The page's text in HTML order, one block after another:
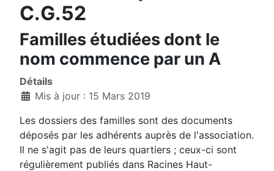
C.G.52
Familles étudiées dont le
nom commence par un A
Détails
Mis à jour : 15 Mars 2019
Les dossiers des familles sont des documents
déposés par les adhérents auprès de l'association.
Il ne s'agit pas de leurs quartiers ; ceux-ci sont
régulièrement publiés dans Racines Haut-